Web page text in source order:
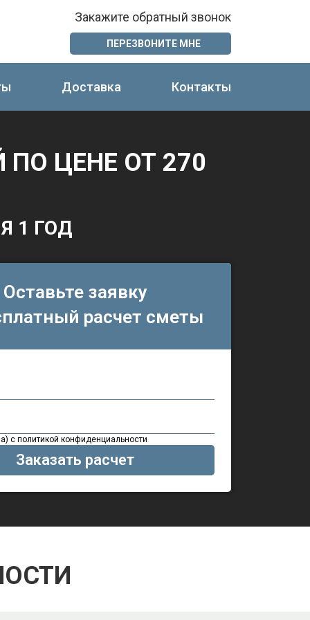
Закажите обратный звонок
ПЕРЕЗВОНИТЕ МНЕ
Доставка Контакты
ПО ЦЕНЕ ОТ 270
1 ГОД
Оставьте заявку
расчет сметы
с политикой конфиденциальности